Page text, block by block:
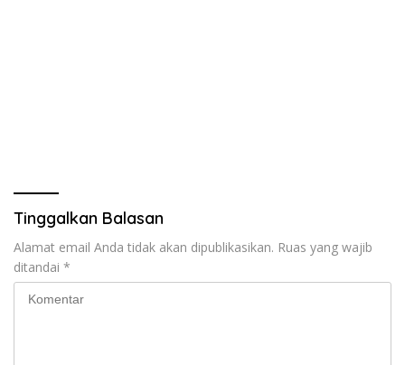
Tinggalkan Balasan
Alamat email Anda tidak akan dipublikasikan. Ruas yang wajib
ditandai *